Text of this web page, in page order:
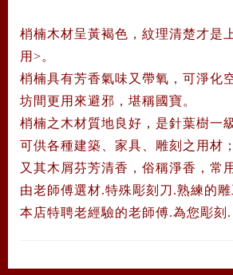
梢楠木材呈黃褐色，紋理清楚才是
用>。
梢楠具有芳香氣味又帶氧，可淨化
坊間更用來避邪，堪稱國寶。
梢楠之木材質地良好，是針葉樹一
可供各種建築、家具、雕刻之用材；
又其木屑芬芳清香，俗稱淨香，常
由老師傅選材.特殊彫刻刀.熟練的
本店特聘老經驗的老師傅.為您彫刻.